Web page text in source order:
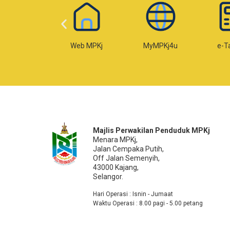
Web MPKj MyMPKj4u e-
Majlis Perwakilan Penduduk MPKj
Menara MPKj,
Jalan Cempaka Putih,
Off Jalan Semenyih,
43000 Kajang,
Selangor.
Hari Operasi : Isnin - Jumaat
Waktu Operasi : 8.00 pagi - 5.00 petang